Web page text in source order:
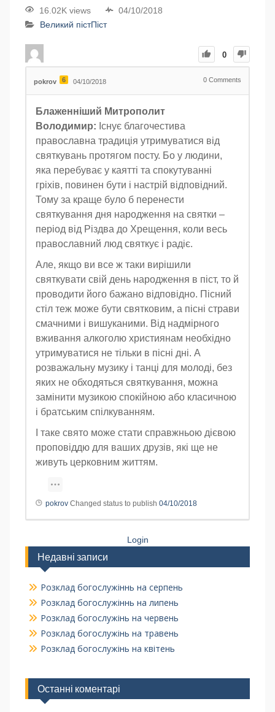
16.02K views
04/10/2018
Великий пістПіст
0
pokrov 6 04/10/2018 0 Comments
Блаженніший Митрополит
Володимир: Існує благочестива
православна традиція утримуватися від
святкувань протягом посту. Бо у людини,
яка перебуває у каятті та спокутуванні
гріхів, повинен бути і настрій відповідний.
Тому за краще було б перенести
святкування дня народження на святки –
період від Різдва до Хрещення, коли весь
православний люд святкує і радіє.
Але, якщо ви все ж таки вирішили
святкувати свій день народження в піст, то й
проводити його бажано відповідно. Пісний
стіл теж може бути святковим, а пісні страви
смачними і вишуканими. Від надмірного
вживання алкоголю християнам необхідно
утримуватися не тільки в пісні дні. А
розважальну музику і танці для молоді, без
яких не обходяться святкування, можна
замінити музикою спокійною або класичною
і братським спілкуванням.
І таке свято може стати справжньою дієвою
проповіддю для ваших друзів, які ще не
живуть церковним життям.
pokrovChanged status to publish 04/10/2018
Login
Недавні записи
Розклад богослужіннь на серпень
Розклад богослужіннь на липень
Розклад богослужінь на червень
Розклад богослужінь на травень
Розклад богослужінь на квітень
Останні коментарі